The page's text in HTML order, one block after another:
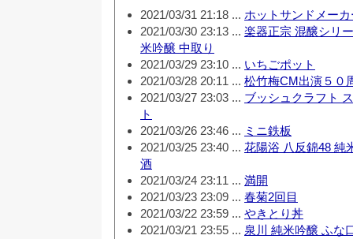
2021/03/31 21:18 ... ホットサンドメーカ
2021/03/30 23:13 ... 楽器正宗 混醸シリ
米吟醸 中取り
2021/03/29 23:10 ... いちごポット
2021/03/28 20:11 ... 松竹梅CM出演５０
2021/03/27 23:03 ... ブッシュクラフト
ト
2021/03/26 23:46 ... ミニ鉄板
2021/03/25 23:40 ... 花陽浴 八反錦48 純
酒
2021/03/24 23:11 ... 満開
2021/03/23 23:09 ... 春菊2回目
2021/03/22 23:59 ... やきとり丼
2021/03/21 23:55 ... 泉川 純米吟醸 ふな